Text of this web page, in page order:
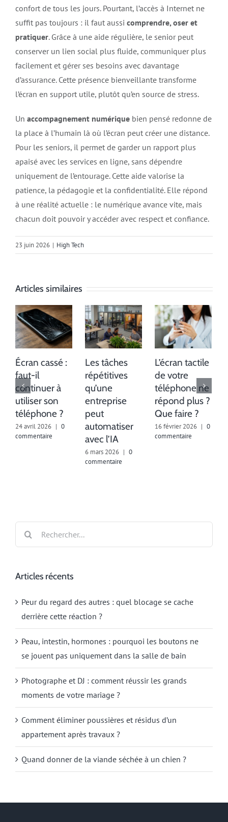
confort de tous les jours. Pourtant, l’accès à Internet ne
suffit pas toujours : il faut aussi comprendre, oser et
pratiquer. Grâce à une aide régulière, le senior peut
conserver un lien social plus fluide, communiquer plus
facilement et gérer ses besoins avec davantage
d’assurance. Cette présence bienveillante transforme
l’écran en support utile, plutôt qu’en source de stress.
Un accompagnement numérique bien pensé redonne de
la place à l’humain là où l’écran peut créer une distance.
Pour les seniors, il permet de garder un rapport plus
apaisé avec les services en ligne, sans dépendre
uniquement de l’entourage. Cette aide valorise la
patience, la pédagogie et la confidentialité. Elle répond
à une réalité actuelle : le numérique avance vite, mais
chacun doit pouvoir y accéder avec respect et confiance.
23 juin 2026 | High Tech
Articles similaires
Écran cassé :
faut-il
continuer à
utiliser son
téléphone ?
24 avril 2026 | 0
commentaire
Les tâches
répétitives
qu’une
entreprise
peut
automatiser
avec l’IA
6 mars 2026 | 0
commentaire
L’écran tactile
de votre
téléphone ne
répond plus ?
Que faire ?
16 février 2026 | 0
commentaire
Rechercher:
Articles récents
Peur du regard des autres : quel blocage se cache
derrière cette réaction ?
Peau, intestin, hormones : pourquoi les boutons ne
se jouent pas uniquement dans la salle de bain
Photographe et DJ : comment réussir les grands
moments de votre mariage ?
Comment éliminer poussières et résidus d’un
appartement après travaux ?
Quand donner de la viande séchée à un chien ?